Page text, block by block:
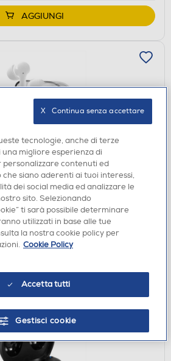
AGGIUNGI
- AURICOLARI TRUE
30' gratuito:verifica
AGGIUNGI
tecnologie, anche di terze
migliore esperienza di
personalizzare contenuti ed
che siano aderenti ai tuoi interessi,
dei social media ed analizzare le
sito. Selezionando
ti sarà possibile determinare
utilizzati in base alle tue
la nostra cookie policy per
Cookie Policy
Accetta tutti
Gestisci cookie
X   Continua senza accettare